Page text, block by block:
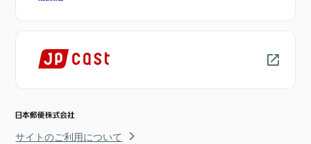
サイトのご利用について